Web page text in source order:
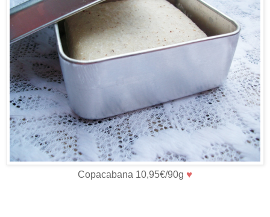
Copacabana 10,95€/90g ♥